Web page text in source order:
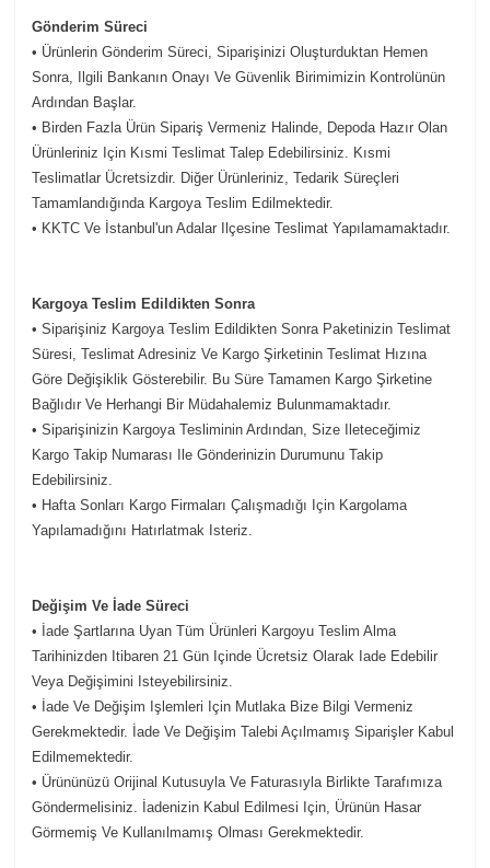
Gönderim Süreci
• Ürünlerin Gönderim Süreci, Siparişinizi Oluşturduktan Hemen
Sonra, Ilgili Bankanın Onayı Ve Güvenlik Birimimizin Kontrolünün
Ardından Başlar.
• Birden Fazla Ürün Sipariş Vermeniz Halinde, Depoda Hazır Olan
Ürünleriniz Için Kısmi Teslimat Talep Edebilirsiniz. Kısmi
Teslimatlar Ücretsizdir. Diğer Ürünleriniz, Tedarik Süreçleri
Tamamlandığında Kargoya Teslim Edilmektedir.
• KKTC Ve İstanbul'un Adalar Ilçesine Teslimat Yapılamamaktadır.
Kargoya Teslim Edildikten Sonra
• Siparişiniz Kargoya Teslim Edildikten Sonra Paketinizin Teslimat
Süresi, Teslimat Adresiniz Ve Kargo Şirketinin Teslimat Hızına
Göre Değişiklik Gösterebilir. Bu Süre Tamamen Kargo Şirketine
Bağlıdır Ve Herhangi Bir Müdahalemiz Bulunmamaktadır.
• Siparişinizin Kargoya Tesliminin Ardından, Size Ileteceğimiz
Kargo Takip Numarası Ile Gönderinizin Durumunu Takip
Edebilirsiniz.
• Hafta Sonları Kargo Firmaları Çalışmadığı Için Kargolama
Yapılamadığını Hatırlatmak Isteriz.
Değişim Ve İade Süreci
• İade Şartlarına Uyan Tüm Ürünleri Kargoyu Teslim Alma
Tarihinizden Itibaren 21 Gün Içinde Ücretsiz Olarak Iade Edebilir
Veya Değişimini Isteyebilirsiniz.
• İade Ve Değişim Işlemleri Için Mutlaka Bize Bilgi Vermeniz
Gerekmektedir. İade Ve Değişim Talebi Açılmamış Siparişler Kabul
Edilmemektedir.
• Ürününüzü Orijinal Kutusuyla Ve Faturasıyla Birlikte Tarafımıza
Göndermelisiniz. İadenizin Kabul Edilmesi Için, Ürünün Hasar
Görmemiş Ve Kullanılmamış Olması Gerekmektedir.